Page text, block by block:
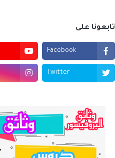
تابعونا على
Facebook
Twitter